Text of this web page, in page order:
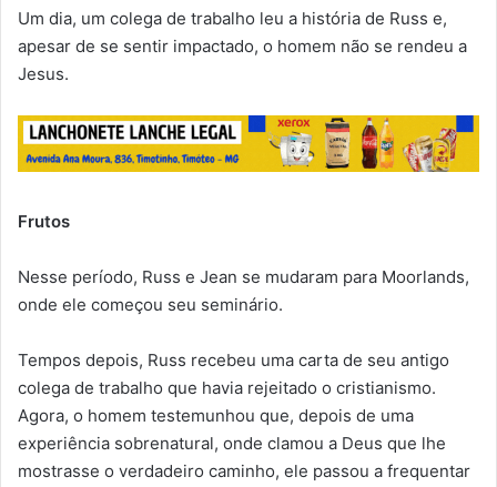
Um dia, um colega de trabalho leu a história de Russ e,
apesar de se sentir impactado, o homem não se rendeu a
Jesus.
Frutos
Nesse período, Russ e Jean se mudaram para Moorlands,
onde ele começou seu seminário.
Tempos depois, Russ recebeu uma carta de seu antigo
colega de trabalho que havia rejeitado o cristianismo.
Agora, o homem testemunhou que, depois de uma
experiência sobrenatural, onde clamou a Deus que lhe
mostrasse o verdadeiro caminho, ele passou a frequentar